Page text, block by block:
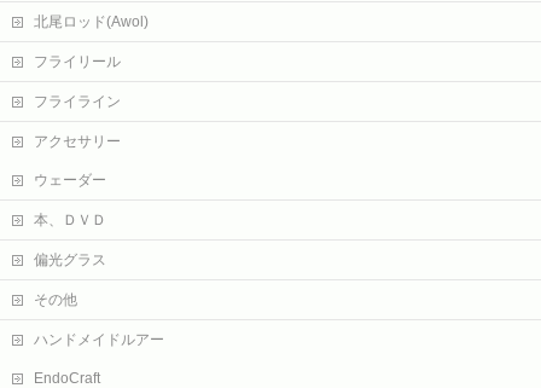
北尾ロッド(Awol)
フライリール
フライライン
アクセサリー
ウェーダー
本、ＤＶＤ
偏光グラス
その他
ハンドメイドルアー
EndoCraft